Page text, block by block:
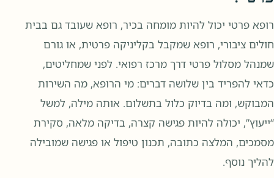
רופא פרטי יכול להיות מומחה בכיר, רופא שעובד גם בבית
חולים ציבורי, רופא שמקבל בקליניקה פרטית, או גורם
שמנהל מסלול פרטי דרך מרכז רפואי. לפני שמחליטים,
כדאי להפריד בין שלושה דברים: מי הרופא, מה השירות
המבוקש, ומה בדיוק כלול בתשלום. אותה מילה, למשל
“ייעוץ”, יכולה להיות פגישה קצרה, בדיקה מלאה, סקירת
מסמכים, המלצה כתובה, תכנון טיפול או פגישה שמובילה
להליך נוסף.